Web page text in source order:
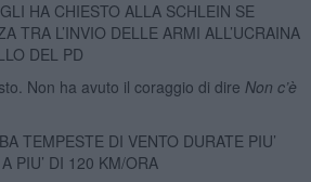
HA CHIESTO ALLA SCHLEIN SE
TRA L’INVIO DELLE ARMI ALL’UCRAINA
DEL PD
Non ha avuto il coraggio di dire Non c’è
TEMPESTE DI VENTO DURATE PIU’
PIU’ DI 120 KM/ORA